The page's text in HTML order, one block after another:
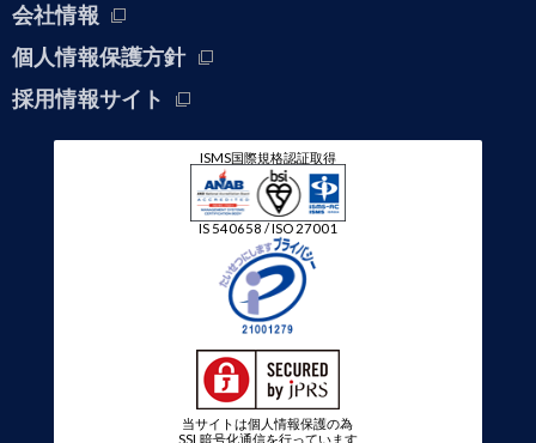
会社情報
個人情報保護方針
採用情報サイト
ISMS国際規格認証取得
IS 540658 / ISO 27001
当サイトは個人情報保護の為
SSL暗号化通信を行っています